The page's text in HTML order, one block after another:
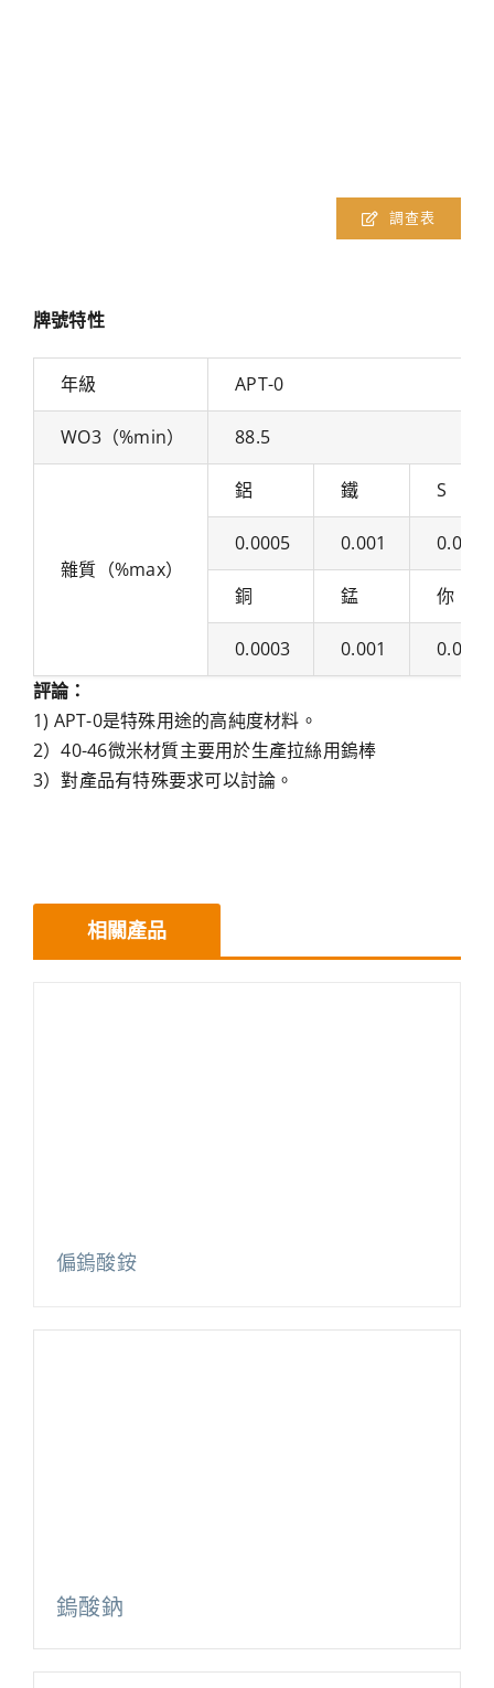
調查表
牌號特性
年級 APT-0
WO3（%min） 88.5
雜質（%max）
鋁 鐵 S
0.0005 0.001 0.0007
銅 錳 你
0.0003 0.001
0.0007
評論：
1) APT-0是特殊用途的高純度材料。
2）40-46微米材質主要用於生產拉絲用鎢棒
3）對產品有特殊要求可以討論。
相關產品
偏鎢酸銨
鎢酸鈉